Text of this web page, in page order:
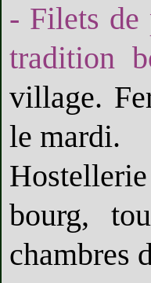
- Filets de
tradition
village.
le mardi.
bourg,
chambres